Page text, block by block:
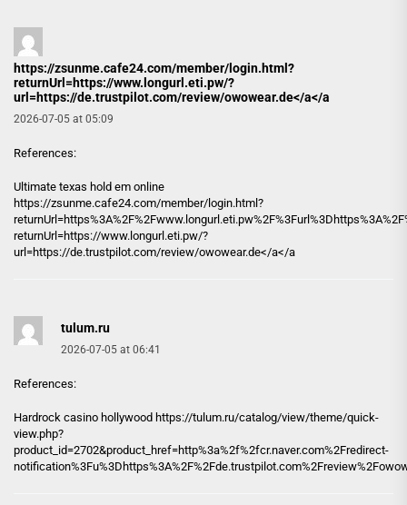
https://zsunme.cafe24.com/member/login.html?
returnUrl=https://www.longurl.eti.pw/?
url=https://de.trustpilot.com/review/owowear.de</a</a
2026-07-05 at 05:09
References:
Ultimate texas hold em online
https://zsunme.cafe24.com/member/login.html?
returnUrl=https://www.longurl.eti.pw/?
url=https://de.trustpilot.com/review/owowear.de</a</a
tulum.ru
2026-07-05 at 06:41
References:
Hardrock casino hollywood https://tulum.ru/catalog/view/theme/quick-
view.php?
product_id=2702&product_href=http%3a%2f%2fcr.naver.com%2Fredirect-